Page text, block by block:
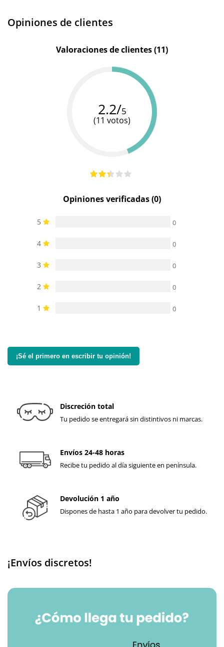
Opiniones de clientes
Valoraciones de clientes (11)
2.2/5
(11 votos)
Opiniones verificadas (0)
5 0
4 0
3 0
2 0
1 0
¡Sé el primero en escribir tu opinión!
Discreción total
Tu pedido se entregará sin distintivos ni marcas.
Envíos 24-48 horas
Recibe tu pedido al día siguiente en península.
Devolución 1 año
Dispones de hasta 1 año para devolver tu pedido.
¡Envíos discretos!